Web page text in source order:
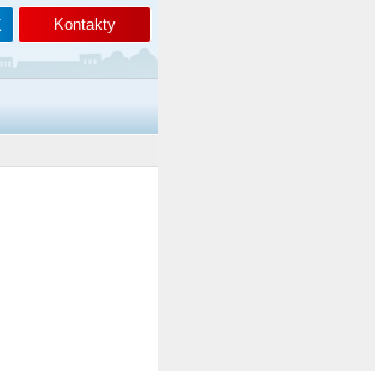
Kontakty